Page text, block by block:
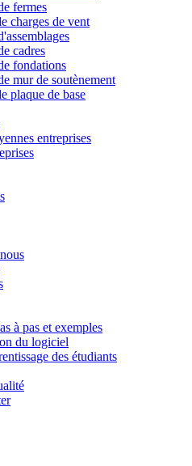
fermes
charges de vent
cadres
fondations
mur de soutènement
plaque de base
entreprises
à pas et exemples
du logiciel
des étudiants